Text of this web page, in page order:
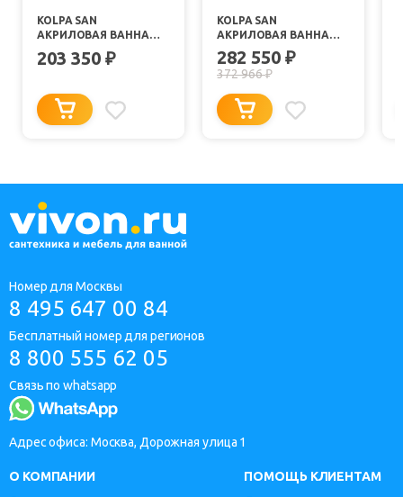
KOLPA SAN
АКРИЛОВАЯ ВАННА
NABUCCO STANDART
203 350 ₽
KOLPA SAN
АКРИЛОВАЯ ВАННА
NABUCCO OPTIMA
282 550 ₽
372 966₽
Номер для Москвы
8 495 647 00 84
Бесплатный номер для регионов
8 800 555 62 05
Связь по whatsapp
Адрес офиса: Москва, Дорожная улица 1
О КОМПАНИИ
ПОМОЩЬ КЛИЕНТАМ